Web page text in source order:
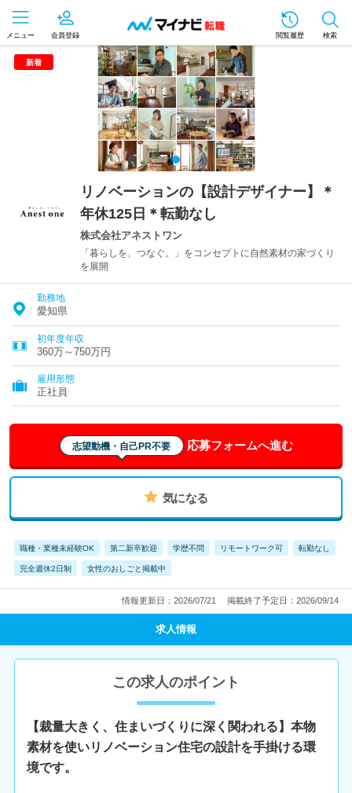
メニュー 会員登録 閲覧履歴 検索
新着
リノベーションの【設計デザイナー】＊
年休125日＊転勤なし
株式会社アネストワン
「暮らしを、つなぐ。」をコンセプトに自然素材の家づくり
を展開
勤務地
愛知県
初年度年収
360万～750万円
雇用形態
正社員
志望動機・自己PR不要 応募フォームへ進む
気になる
職種・業種未経験OK 第二新卒歓迎 学歴不問 リモートワーク可 転勤なし
完全週休2日制 女性のおしごと掲載中
情報更新日：2026/07/21 掲載終了予定日：2026/09/14
求人情報
この求人のポイント
【裁量大きく、住まいづくりに深く関われる】本物
素材を使いリノベーション住宅の設計を手掛ける環
境です。